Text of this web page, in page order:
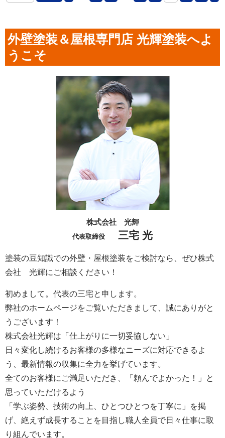
外壁塗装＆屋根専門店 光輝塗装へよ
うこそ
株式会社 光輝
代表取締役 三宅 光
塗装の豆知識での外壁・屋根塗装をご検討なら、ぜひ株式
会社 光輝にご相談ください！
初めまして。代表の三宅と申します。
弊社のホームページをご覧いただきまして、誠にありがと
うございます！
株式会社光輝は「仕上がりに一切妥協しない」
日々変化し続けるお客様の多様なニーズに対応できるよ
う、最新情報の収集に全力を挙げています。
全てのお客様にご満足いただき、「頼んでよかった！」と
思っていただけるよう
「学ぶ姿勢、技術の向上、ひとつひとつを丁寧に」を掲
げ、絶えず成長することを目指し職人全員で日々仕事に取
り組んでいます。